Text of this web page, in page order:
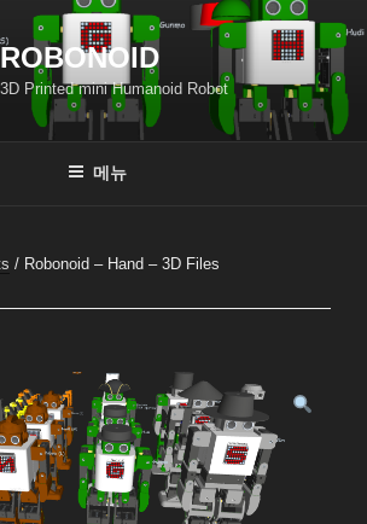
ROBONOID
3D Printed mini Humanoid Robot
메뉴
/ Robonoid – Hand – 3D Files